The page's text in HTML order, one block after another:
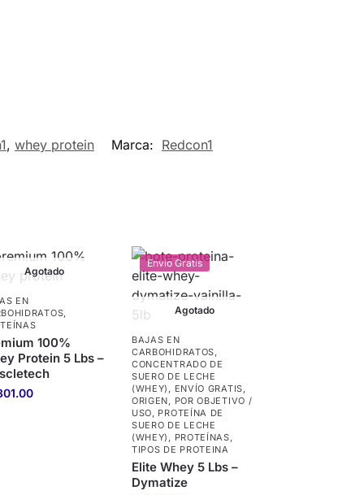
, whey protein Marca: Redcon1
Agotado
EN
,
100%
Protein 5 Lbs –
Envio Gratis
Agotado
BAJAS EN
CARBOHIDRATOS,
CONCENTRADO DE
SUERO DE LECHE
(WHEY) , ENVÍO GRATIS,
ORIGEN, POR OBJETIVO /
USO, PROTEÍNA DE
SUERO DE LECHE
(WHEY) , PROTEÍNAS,
TIPOS DE PROTEINA
Elite Whey 5 Lbs –
Dymatize